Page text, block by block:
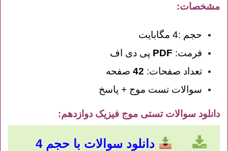
مشخصات:
حجم :4 مگابایت
فرمت: PDF پی دی اف
تعداد صفحات: 42 صفحه
سوالات تست موج + پاسخ
دانلود سوالات تستی موج فیزیک دوازدهم:
دانلود سوالات با حجم 4